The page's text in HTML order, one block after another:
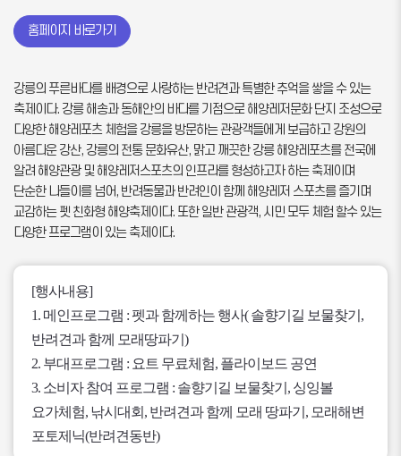
홈페이지 바로가기
강릉의 푸른바다를 배경으로 사랑하는 반려견과 특별한 추억을 쌓을 수 있는
축제이다. 강릉 해송과 동해안의 바다를 기점으로 해양레저문화 단지 조성으로
다양한 해양레포츠 체험을 강릉을 방문하는 관광객들에게 보급하고 강원의
아름다운 강산, 강릉의 전통 문화유산, 맑고 깨끗한 강릉 해양레포츠를 전국에
알려 해양관광 및 해양레저스포츠의 인프라를 형성하고자 하는 축제이며
단순한 나들이를 넘어, 반려동물과 반려인이 함께 해양레저 스포츠를 즐기며
교감하는 펫 친화형 해양축제이다. 또한 일반 관광객, 시민 모두 체험 할수 있는
다양한 프로그램이 있는 축제이다.
[행사내용]
1. 메인프로그램 : 펫과 함께하는 행사( 솔향기길 보물찾기,
반려견과 함께 모래땅파기)
2. 부대프로그램 : 요트 무료체험, 플라이보드 공연
3. 소비자 참여 프로그램 : 솔향기길 보물찾기, 싱잉볼
요가체험, 낚시대회, 반려견과 함께 모래 땅파기, 모래해변
포토제닉(반려견동반)